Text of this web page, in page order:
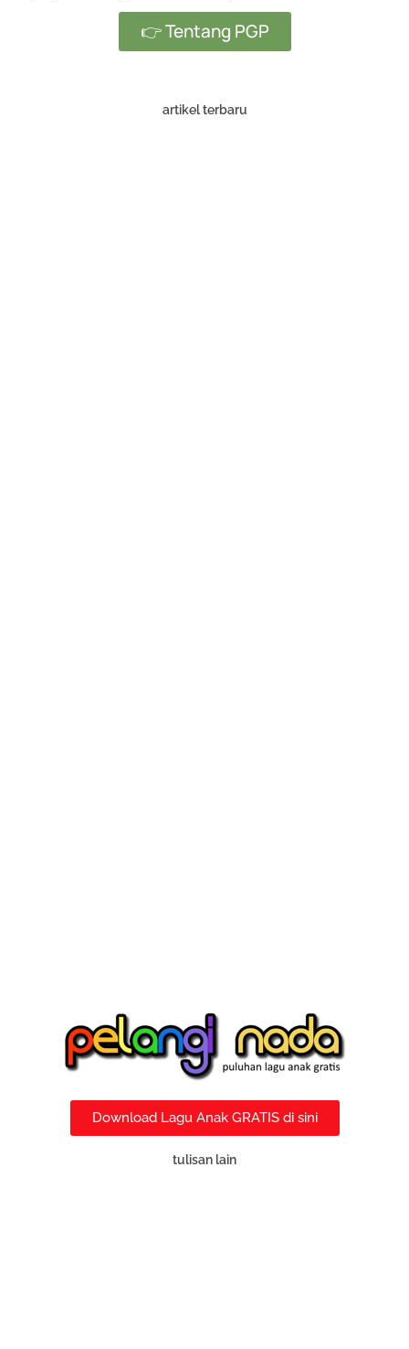
👉 Tentang PGP
artikel terbaru
Download Lagu Anak GRATIS di sini
tulisan lain